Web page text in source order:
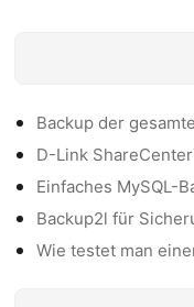
Backup der
D-Link
Einfaches MySQL-
Backup2l für
Wie testet man